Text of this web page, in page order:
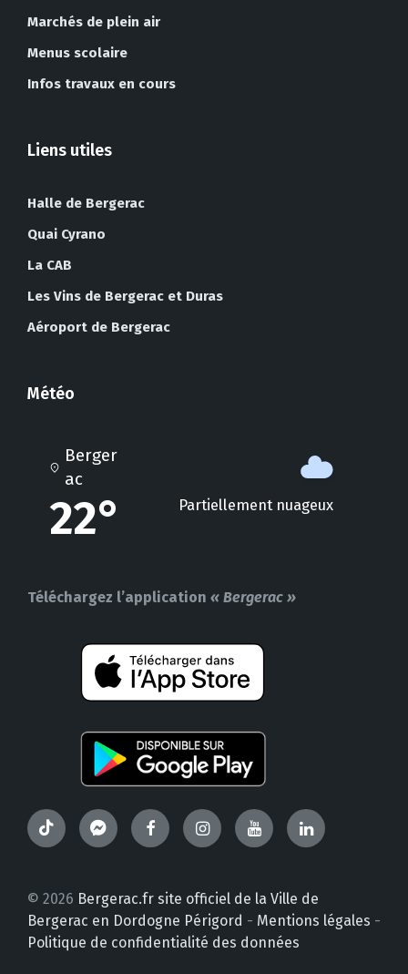
Marchés de plein air
Menus scolaire
Infos travaux en cours
Liens utiles
Halle de Bergerac
Quai Cyrano
La CAB
Les Vins de Bergerac et Duras
Aéroport de Bergerac
Météo
Berger
ac
22° Partiellement nuageux
Téléchargez l’application « Bergerac »
TikTok MessengerFacebookInstagramYouTubeLinkedIn
© 2026 Bergerac.fr site officiel de la Ville de
Bergerac en Dordogne Périgord - Mentions légales -
Politique de confidentialité des données